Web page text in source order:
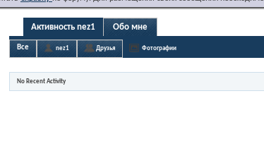
Активность nez1 Обо мне
Все nez1 Друзья Фотографии
No Recent Activity